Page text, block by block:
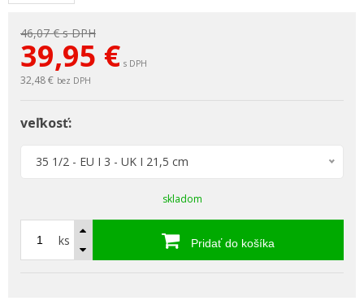
46,07 €s DPH
39,95 € s DPH
32,48 € bez DPH
veľkosť:
35 1/2 - EU I 3 - UK I 21,5 cm
skladom
ks Pridať do košíka